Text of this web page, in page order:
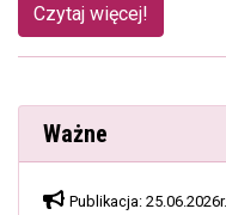
Czytaj więcej!
Ważne
Publikacja: